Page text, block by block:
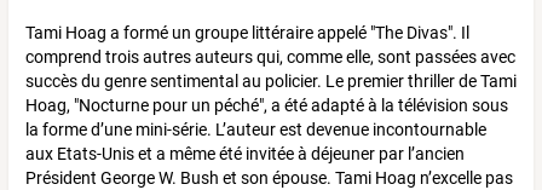
Tami Hoag a formé un groupe littéraire appelé "The Divas". Il
comprend trois autres auteurs qui, comme elle, sont passées avec
succès du genre sentimental au policier. Le premier thriller de Tami
Hoag, "Nocturne pour un péché", a été adapté à la télévision sous
la forme d’une mini-série. L’auteur est devenue incontournable
aux Etats-Unis et a même été invitée à déjeuner par l’ancien
Président George W. Bush et son épouse. Tami Hoag n’excelle pas